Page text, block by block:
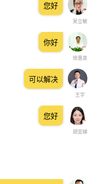
吴立敏
您好
徐惠泉
你好
王宇
可以解决
胡亚娣
您好